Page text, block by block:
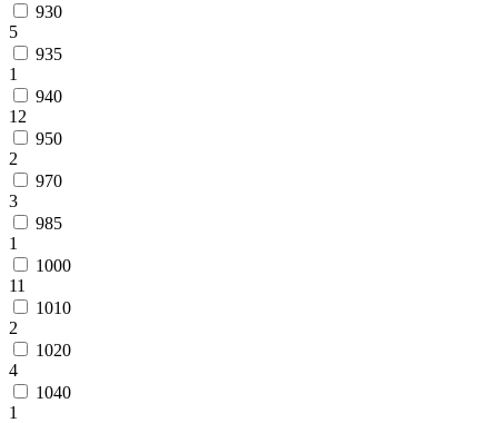
930
5
935
1
940
12
950
2
970
3
985
1
1000
11
1010
2
1020
4
1040
1